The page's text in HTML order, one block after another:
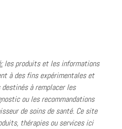
les produits et les informations
à des fins expérimentales et
à remplacer les
ou les recommandations
de soins de santé. Ce site
thérapies ou services ici